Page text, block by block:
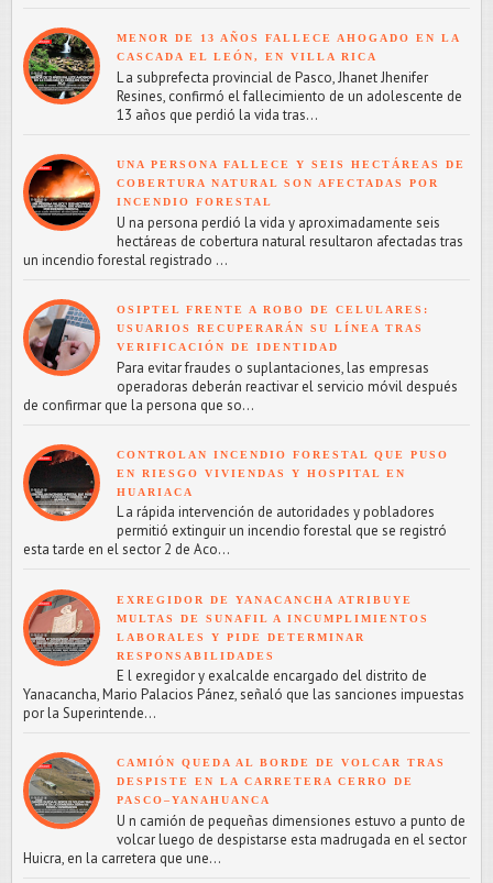
MENOR DE 13 AÑOS FALLECE AHOGADO EN LA
CASCADA EL LEÓN, EN VILLA RICA
L a subprefecta provincial de Pasco, Jhanet Jhenifer
Resines, confirmó el fallecimiento de un adolescente de
13 años que perdió la vida tras...
UNA PERSONA FALLECE Y SEIS HECTÁREAS DE
COBERTURA NATURAL SON AFECTADAS POR
INCENDIO FORESTAL
U na persona perdió la vida y aproximadamente seis
hectáreas de cobertura natural resultaron afectadas tras
un incendio forestal registrado ...
OSIPTEL FRENTE A ROBO DE CELULARES:
USUARIOS RECUPERARÁN SU LÍNEA TRAS
VERIFICACIÓN DE IDENTIDAD
Para evitar fraudes o suplantaciones, las empresas
operadoras deberán reactivar el servicio móvil después
de confirmar que la persona que so...
CONTROLAN INCENDIO FORESTAL QUE PUSO
EN RIESGO VIVIENDAS Y HOSPITAL EN
HUARIACA
L a rápida intervención de autoridades y pobladores
permitió extinguir un incendio forestal que se registró
esta tarde en el sector 2 de Aco...
EXREGIDOR DE YANACANCHA ATRIBUYE
MULTAS DE SUNAFIL A INCUMPLIMIENTOS
LABORALES Y PIDE DETERMINAR
RESPONSABILIDADES
E l exregidor y exalcalde encargado del distrito de
Yanacancha, Mario Palacios Pánez, señaló que las sanciones impuestas
por la Superintende...
CAMIÓN QUEDA AL BORDE DE VOLCAR TRAS
DESPISTE EN LA CARRETERA CERRO DE
PASCO–YANAHUANCA
U n camión de pequeñas dimensiones estuvo a punto de
volcar luego de despistarse esta madrugada en el sector
Huicra, en la carretera que une...